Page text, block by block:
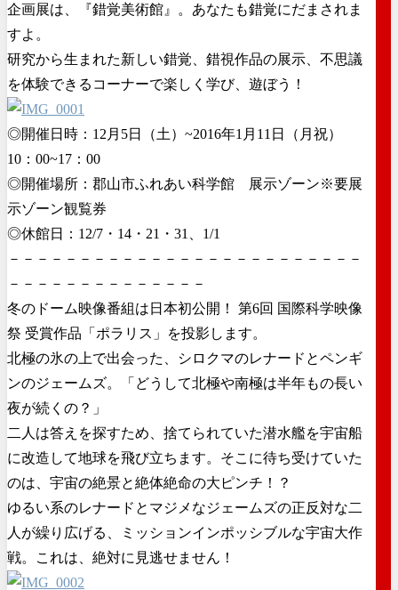
企画展は、『錯覚美術館』。あなたも錯覚にだまされま
すよ。
研究から生まれた新しい錯覚、錯視作品の展示、不思議
を体験できるコーナーで楽しく学び、遊ぼう！
◎開催日時：12月5日（土）~2016年1月11日（月祝）
10：00~17：00
◎開催場所：郡山市ふれあい科学館 展示ゾーン※要展
示ゾーン観覧券
◎休館日：12/7・14・21・31、1/1
－－－－－－－－－－－－－－－－－－－－－－－－－
－－－－－－－－－－－－－－
冬のドーム映像番組は日本初公開！ 第6回 国際科学映像
祭 受賞作品「ポラリス」を投影します。
北極の氷の上で出会った、シロクマのレナードとペンギ
ンのジェームズ。「どうして北極や南極は半年もの長い
夜が続くの？」
二人は答えを探すため、捨てられていた潜水艦を宇宙船
に改造して地球を飛び立ちます。そこに待ち受けていた
のは、宇宙の絶景と絶体絶命の大ピンチ！？
ゆるい系のレナードとマジメなジェームズの正反対な二
人が繰り広げる、ミッションインポッシブルな宇宙大作
戦。これは、絶対に見逃せません！